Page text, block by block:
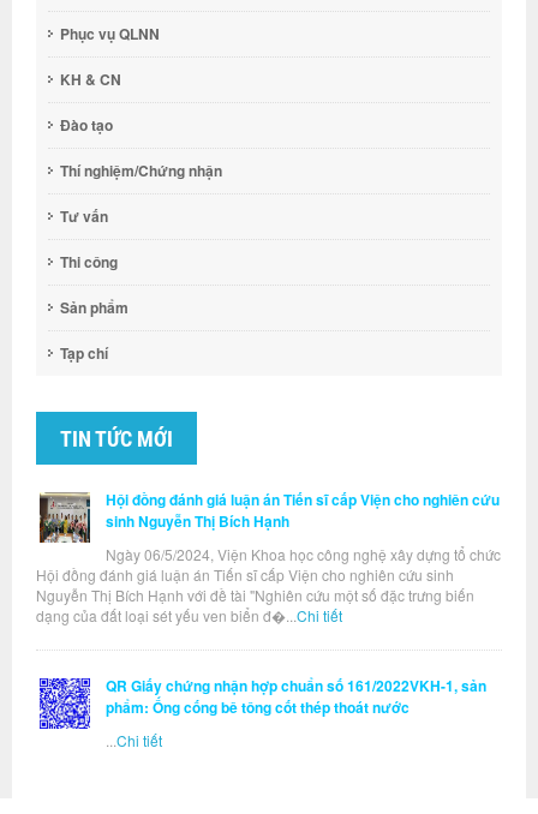
Phục vụ QLNN
KH & CN
Đào tạo
Thí nghiệm/Chứng nhận
Tư vấn
Thi công
Sản phẩm
Tạp chí
TIN TỨC MỚI
Hội đồng đánh giá luận án Tiến sĩ cấp Viện cho nghiên cứu
sinh Nguyễn Thị Bích Hạnh
Ngày 06/5/2024, Viện Khoa học công nghệ xây dựng tổ chức
Hội đồng đánh giá luận án Tiến sĩ cấp Viện cho nghiên cứu sinh
Nguyễn Thị Bích Hạnh với đề tài "Nghiên cứu một số đặc trưng biến
dạng của đất loại sét yếu ven biển đ�... Chi tiết
QR Giấy chứng nhận hợp chuẩn số 161/2022VKH-1, sản
phẩm: Ống cống bê tông cốt thép thoát nước
Chi tiết